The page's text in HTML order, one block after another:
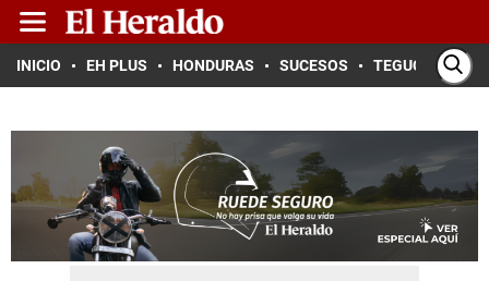
INICIO EH PLUS HONDURAS SUCESOS TEGUCIGALPA